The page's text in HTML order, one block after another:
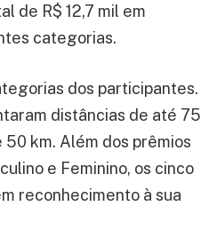
de R$ 12,7 mil em
categorias.
dos participantes.
distâncias de até 75
km. Além dos prêmios
e Feminino, os cinco
reconhecimento à sua